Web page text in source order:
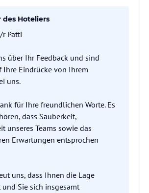
Hoteliers
r Patti
über Ihr Feedback und sind
Ihre Eindrücke von Ihrem
uns.
für Ihre freundlichen Worte. Es
dass Sauberkeit,
unseres Teams sowie das
Erwartungen entsprochen
uns, dass Ihnen die Lage
Sie sich insgesamt